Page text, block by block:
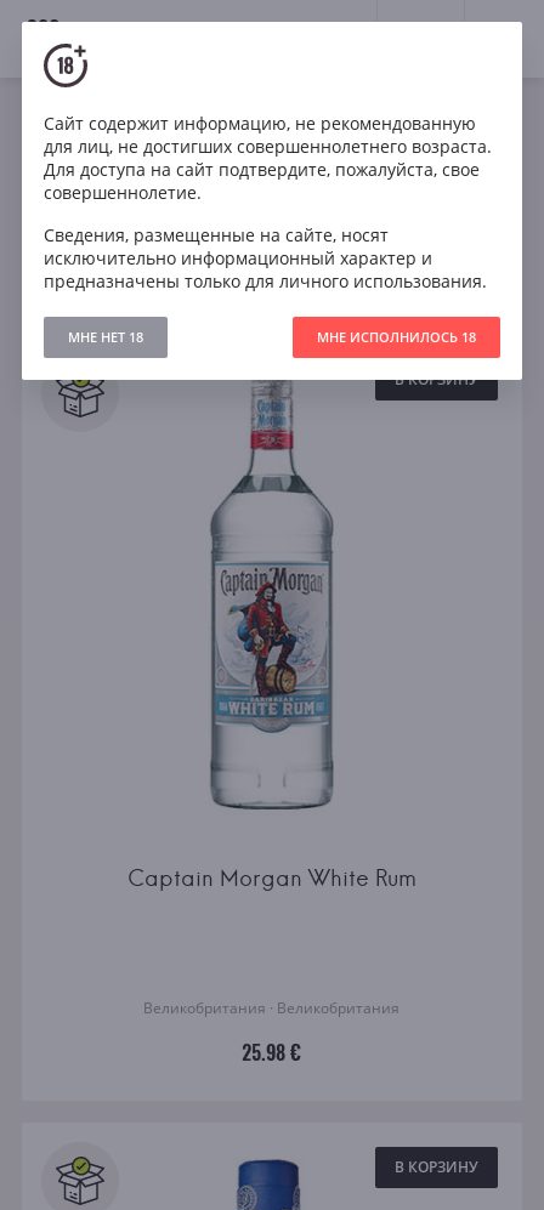
18+
Весь ром Темный Золотой
Фильтры ОЧИСТИТЬ
Поиск
В КОРЗИНУ
Captain Morgan White Rum
Великобритания · Великобритания
25.98 €
В КОРЗИНУ
Сайт содержит информацию, не рекомендованную
для лиц, не достигших совершеннолетнего возраста.
Для доступа на сайт подтвердите, пожалуйста, свое
совершеннолетие.
Сведения, размещенные на сайте, носят
исключительно информационный характер и
предназначены только для личного использования.
МНЕ НЕТ 18 МНЕ ИСПОЛНИЛОСЬ 18